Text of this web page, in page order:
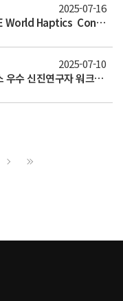
[수상] 한경원 교수 연구팀, 2025년 IEEE World Haptics Conference에서 Best WIP Paper Award 수상
2025-07-16
[수상] 이동준 교수 연구팀. 세계 로보틱스 우수 신진연구자 워크숍 RSS Pioneers2025 선정
2025-07-10